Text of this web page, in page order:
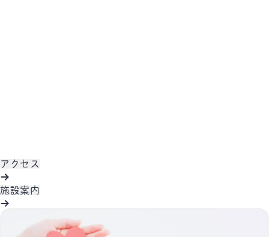
アクセス
施設案内